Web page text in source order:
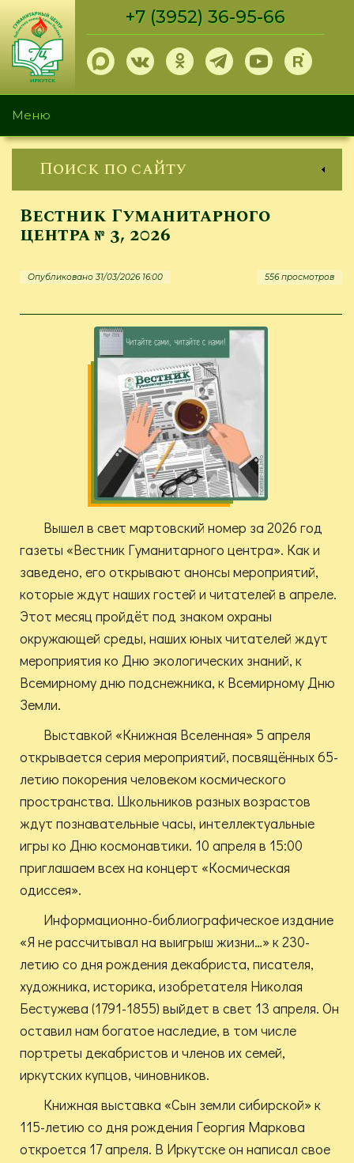
Перейти
основному
содержанию
+7 (3952) 36-95-66
Меню
Поиск по сайту
Вестник Гуманитарного
центра № 3, 2026
Опубликовано 31/03/2026 16:00 556 просмотров
Вышел в свет мартовский номер за 2026 год
газеты «Вестник Гуманитарного центра». Как и
заведено, его открывают анонсы мероприятий,
которые ждут наших гостей и читателей в апреле.
Этот месяц пройдёт под знаком охраны
окружающей среды, наших юных читателей ждут
мероприятия ко Дню экологических знаний, к
Всемирному дню подснежника, к Всемирному Дню
Земли.
Выставкой «Книжная Вселенная» 5 апреля
открывается серия мероприятий, посвящённых 65-
летию покорения человеком космического
пространства. Школьников разных возрастов
ждут познавательные часы, интеллектуальные
игры ко Дню космонавтики. 10 апреля в 15:00
приглашаем всех на концерт «Космическая
одиссея».
Информационно-библиографическое издание
«Я не рассчитывал на выигрыш жизни…» к 230-
летию со дня рождения декабриста, писателя,
художника, историка, изобретателя Николая
Бестужева (1791-1855) выйдет в свет 13 апреля. Он
оставил нам богатое наследие, в том числе
портреты декабристов и членов их семей,
иркутских купцов, чиновников.
Книжная выставка «Сын земли сибирской» к
115-летию со дня рождения Георгия Маркова
откроется 17 апреля. В Иркутске он написал свое